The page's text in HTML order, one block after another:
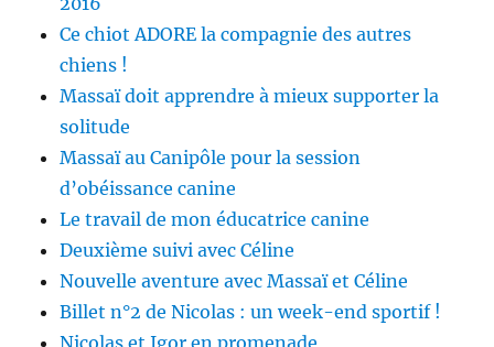
Ce chiot ADORE la compagnie des autres
chiens !
Massaï doit apprendre à mieux supporter la
solitude
Massaï au Canipôle pour la session
d’obéissance canine
Le travail de mon éducatrice canine
Deuxième suivi avec Céline
Nouvelle aventure avec Massaï et Céline
Billet n°2 de Nicolas : un week-end sportif !
Nicolas et Igor en promenade